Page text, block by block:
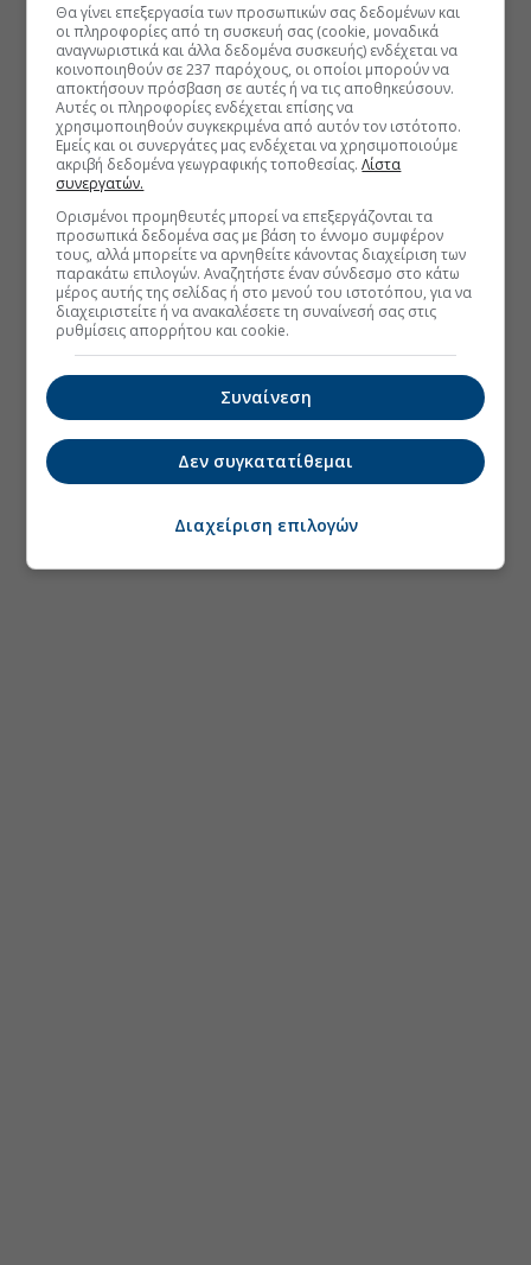
Θα γίνει επεξεργασία των προσωπικών σας δεδομένων και
οι πληροφορίες από τη συσκευή σας (cookie, μοναδικά
αναγνωριστικά και άλλα δεδομένα συσκευής) ενδέχεται να
κοινοποιηθούν σε 237 παρόχους, οι οποίοι μπορούν να
αποκτήσουν πρόσβαση σε αυτές ή να τις αποθηκεύσουν.
Αυτές οι πληροφορίες ενδέχεται επίσης να
χρησιμοποιηθούν συγκεκριμένα από αυτόν τον ιστότοπο.
Εμείς και οι συνεργάτες μας ενδέχεται να χρησιμοποιούμε
ακριβή δεδομένα γεωγραφικής τοποθεσίας.Λίστα
συνεργατών.
Ορισμένοι προμηθευτές μπορεί να επεξεργάζονται τα
προσωπικά δεδομένα σας με βάση το έννομο συμφέρον
τους, αλλά μπορείτε να αρνηθείτε κάνοντας διαχείριση των
παρακάτω επιλογών. Αναζητήστε έναν σύνδεσμο στο κάτω
μέρος αυτής της σελίδας ή στο μενού του ιστοτόπου, για να
διαχειριστείτε ή να ανακαλέσετε τη συναίνεσή σας στις
ρυθμίσεις απορρήτου και cookie.
Συναίνεση
Δεν συγκατατίθεμαι
Διαχείριση επιλογών